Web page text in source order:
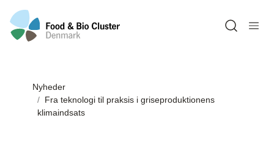
Nyheder
Fra teknologi til praksis i griseproduktionens
klimaindsats